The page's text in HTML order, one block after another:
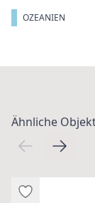
OZEANIEN
Ähnliche